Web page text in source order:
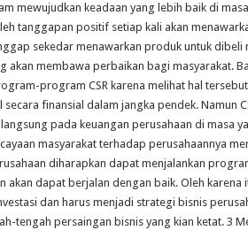
mewujudkan keadaan yang lebih baik di
tanggapan positif setiap kali akan
sekedar menawarkan produk untuk dibeli
akan membawa perbaikan bagi masyarakat.
program CSR karena melihat hal
finansial dalam jangka pendek. Namun
pada keuangan perusahaan di masa
masyarakat terhadap perusahaannya
diharapkan dapat menjalankan
akan dapat berjalan dengan baik. Oleh karena
dan harus menjadi strategi bisnis
tengah persaingan bisnis yang kian ketat. 3